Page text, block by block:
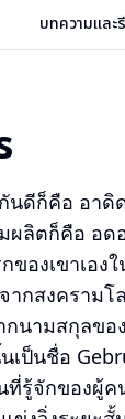
บทความและ
ดีก็คือ อาดิ
ผลิตก็คือ อ
ของเขาเอ
กสงคราม
นามสกุลขอ
ป็นชื่อ
รู้จักของผู้